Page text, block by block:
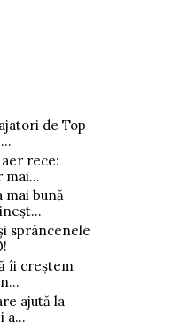
de Top
rece:
mai...
mai bună
sprâncenele
îi creștem
ajută la
a...